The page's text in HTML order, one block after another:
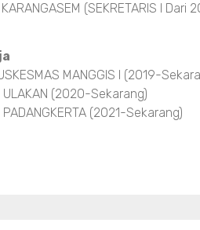
KARANGASEM (SEKRETARIS I Dari
MANGGIS I (2019-
ULAKAN (2020-Sekarang)
PADANGKERTA (2021-Sekarang)